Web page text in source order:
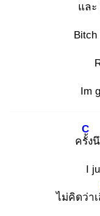
และ
Bitch
Im
ครั้ง
C
I
ไม่คิดว่า